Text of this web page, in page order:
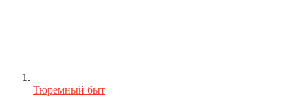
Тюремный быт